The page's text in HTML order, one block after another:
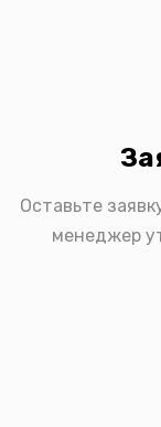
Оставьте
менеджер